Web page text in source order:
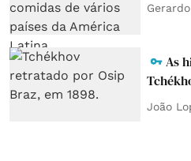
As
João